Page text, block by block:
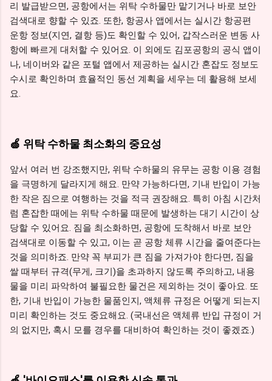
리 발급받으면, 공항에서는 위탁 수하물만 맡기거나 바로 보안
검색대로 향할 수 있죠. 또한, 항공사 앱에서는 실시간 항공편
운항 정보(지연, 결항 등)도 확인할 수 있어, 갑작스러운 변동 사
항에 빠르게 대처할 수 있어요. 이 외에도 김포공항의 공식 앱이
나, 네이버와 같은 포털 앱에서 제공하는 실시간 혼잡도 정보도
수시로 확인하며 효율적인 동선 계획을 세우는 데 활용해 보세
요.
🍏 위탁 수하물 최소화의 중요성
앞서 여러 번 강조했지만, 위탁 수하물의 유무는 공항 이용 경험
을 극명하게 달라지게 해요. 만약 가능하다면, 기내 반입이 가능
한 작은 짐으로 여행하는 것을 적극 권장해요. 특히 아침 시간처
럼 혼잡한 때에는 위탁 수하물 때문에 발생하는 대기 시간이 상
당할 수 있어요. 짐을 최소화하면, 공항에 도착해서 바로 보안
검색대로 이동할 수 있고, 이는 곧 공항 체류 시간을 줄여준다는
것을 의미하죠. 만약 꼭 부피가 큰 짐을 가져가야 한다면, 짐을
쌀 때부터 규격(무게, 크기)을 초과하지 않도록 주의하고, 내용
물을 미리 파악하여 불필요한 물건은 제외하는 것이 좋아요. 또
한, 기내 반입이 가능한 물품인지, 액체류 규정은 어떻게 되는지
미리 확인하는 것도 중요해요. (국내선은 액체류 반입 규정이 거
의 없지만, 혹시 모를 경우를 대비하여 확인하는 것이 좋겠죠.)